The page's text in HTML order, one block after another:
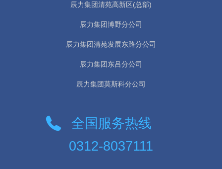
辰力集团清苑高新区(总部)
辰力集团博野分公司
辰力集团清苑发展东路分公司
辰力集团东吕分公司
辰力集团莫斯科分公司
全国服务热线
0312-8037111